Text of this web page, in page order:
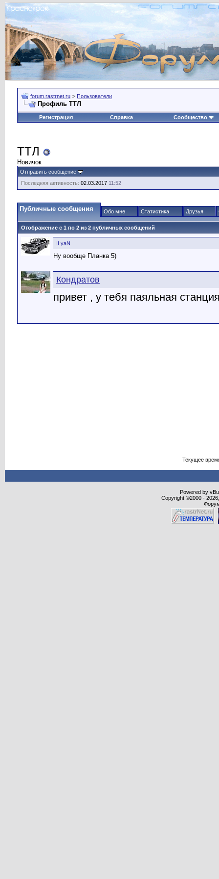
forum.rastrnet.ru > Пользователи
Профиль TTЛ
Регистрация Справка Сообщество
TTЛ
Новичок
Отправить сообщение
Последняя активность: 02.03.2017 11:52
Публичные сообщения Обо мне Статистика Друзья
Отображение с 1 по 2 из 2 публичных сообщений
ILyaN
Ну вообще Планка 5)
Кондратов
привет , у тебя паяльная
Текущее
Powered by
Copyright ©2000 -